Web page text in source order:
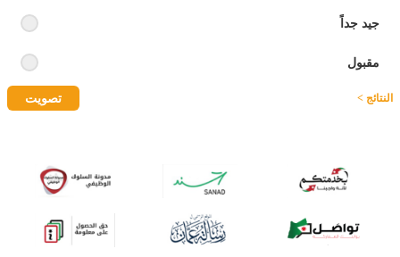
جيد جداً
مقبول
تصويت النتائج >